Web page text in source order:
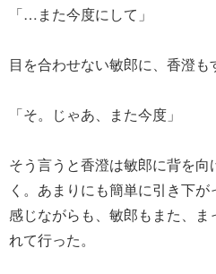
「…また今度にして」
目を合わせない敏郎に、香澄も
「そ。じゃあ、また今度」
そう言うと香澄は敏郎に背を
く。あまりにも簡単に引き下
感じながらも、敏郎もまた、ま
れて行った。